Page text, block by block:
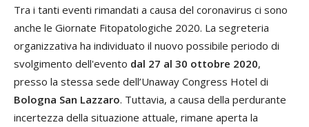
Tra i tanti eventi rimandati a causa del coronavirus ci sono
anche le Giornate Fitopatologiche 2020. La segreteria
organizzativa ha individuato il nuovo possibile periodo di
svolgimento dell'evento dal 27 al 30 ottobre 2020,
presso la stessa sede dell’Unaway Congress Hotel di
Bologna San Lazzaro. Tuttavia, a causa della perdurante
incertezza della situazione attuale, rimane aperta la